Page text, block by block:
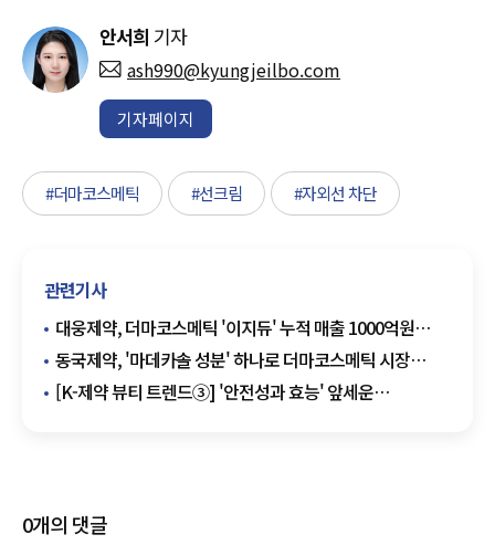
안서희 기자
ash990@kyungjeilbo.com
기자페이지
#더마코스메틱 #선크림 #자외선 차단
관련기사
대웅제약, 더마코스메틱 '이지듀' 누적 매출 1000억원
돌파…전년比 200% 성장
동국제약, '마데카솔 성분' 하나로 더마코스메틱 시장
흔든다
[K-제약 뷰티 트렌드③] '안전성과 효능' 앞세운
0개의 댓글